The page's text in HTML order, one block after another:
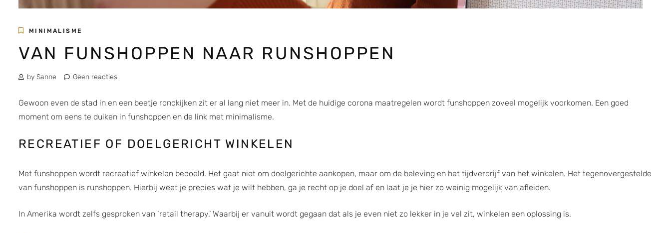
MINIMALISME
VAN FUNSHOPPEN NAAR RUNSHOPPEN
by Sanne Geen reacties
Gewoon even de stad in en een beetje rondkijken zit er al lang niet meer in. Met de huidige corona maatregelen wordt funshoppen zoveel mogelijk voorkomen. Een goed
moment om eens te duiken in funshoppen en de link met minimalisme.
RECREATIEF OF DOELGERICHT WINKELEN
Met funshoppen wordt recreatief winkelen bedoeld. Het gaat niet om doelgerichte aankopen, maar om de beleving en het tijdverdrijf van het winkelen. Het tegenovergestelde
van funshoppen is runshoppen. Hierbij weet je precies wat je wilt hebben, ga je recht op je doel af en laat je je hier zo weinig mogelijk van afleiden.
In Amerika wordt zelfs gesproken van ‘retail therapy.’ Waarbij er vanuit wordt gegaan dat als je even niet zo lekker in je vel zit, winkelen een oplossing is.